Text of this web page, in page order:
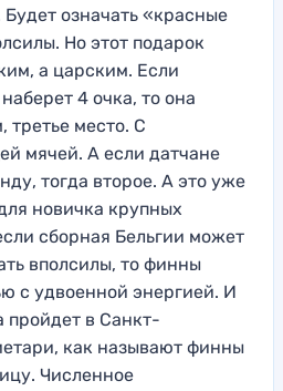
означать «красные
Но этот подарок
а царским. Если
4 очка, то она
третье место. С
мячей. А если датчане
тогда второе. А это уже
новичка крупных
сборная Бельгии может
вполсилы, то финны
с удвоенной энергией. И
пройдет в Санкт-
как называют финны
Численное